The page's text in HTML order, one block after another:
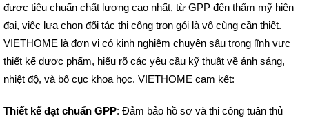
được tiêu chuẩn chất lượng cao nhất, từ GPP đến thẩm mỹ hiện
đại, việc lựa chọn đối tác thi công trọn gói là vô cùng cần thiết.
VIETHOME là đơn vị có kinh nghiệm chuyên sâu trong lĩnh vực
thiết kế dược phẩm, hiểu rõ các yêu cầu kỹ thuật về ánh sáng,
nhiệt độ, và bố cục khoa học. VIETHOME cam kết:
Thiết kế đạt chuẩn GPP: Đảm bảo hồ sơ và thi công tuân thủ